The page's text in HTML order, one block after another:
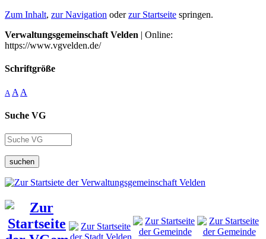
Zum Inhalt, zur Navigation oderzur Startseite springen.
Verwaltungsgemeinschaft Velden | Online:
https://www.vgvelden.de/
Schriftgröße
A A A
Suche VG
suchen